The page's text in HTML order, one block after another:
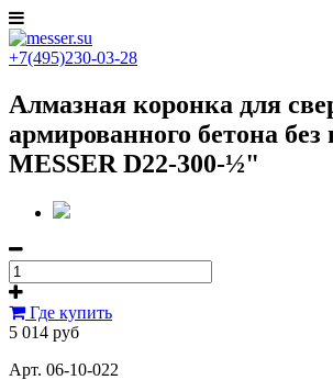
+7(495)230-03-28
Алмазная коронка для
армированного бетона
MESSER D22-300-½"
Где купить
5 014 руб
Арт. 06-10-022